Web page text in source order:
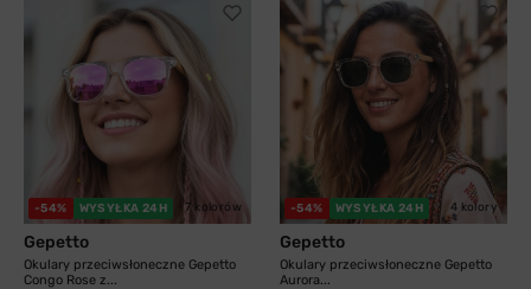
-54% WYSYŁKA 24H 7 kolorów
Gepetto
Okulary przeciwsłoneczne Gepetto
Congo Rose z...
-54% WYSYŁKA 24H 4 kolory
Gepetto
Okulary przeciwsłoneczne Gepetto
Aurora...